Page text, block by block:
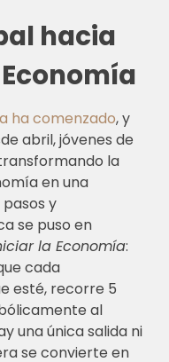
hacia
ha comenzado, y
abril, jóvenes de
la
en una
y
se puso en
la Economía:
cada
esté, recorre 5
al
una única salida ni
se convierte en